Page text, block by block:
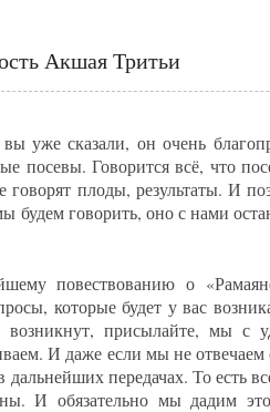
Акшая Тритьи
уже сказали, он очень
посевы. Говорится всё, что
говорят плоды, результаты. И
будем говорить, оно с нами
повествованию о
которые будет у вас
присылайте, мы с
И даже если мы не отвечаем
дальнейших передачах. То есть
И обязательно мы дадим